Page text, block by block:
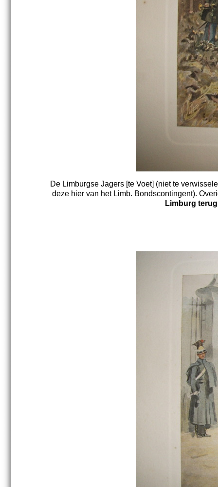
De Limburgse Jagers [te Voet] (niet te
deze hier van het Limb. Bondscontingent).
Limburg